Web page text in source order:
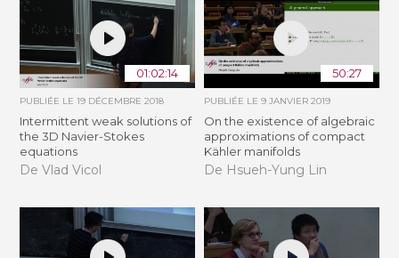
01:02:14
PUBLIÉE LE19 DÉCEMBRE 2018
Intermittent weak solutions of
the 3D Navier-Stokes
equations
De Vlad Vicol
50:27
PUBLIÉE LE 9 JANVIER 2019
On the existence of algebraic
approximations of compact
Kähler manifolds
De Hsueh-Yung Lin